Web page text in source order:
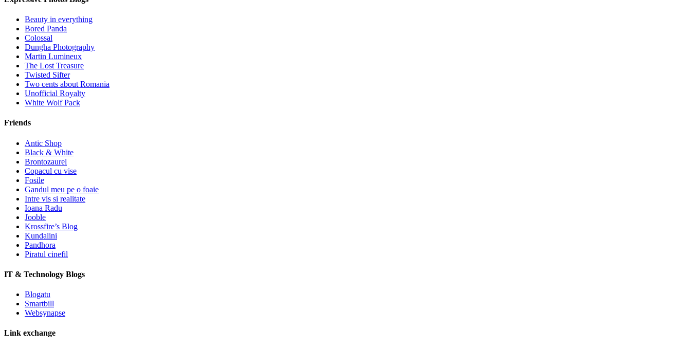
Beauty in everything
Bored Panda
Colossal
Dungha Photography
Martin Lumineux
The Lost Treasure
Twisted Sifter
Two cents about Romania
Unofficial Royalty
White Wolf Pack
Friends
Antic Shop
Black & White
Brontozaurel
Copacul cu vise
Fosile
Gandul meu pe o foaie
Intre vis si realitate
Ioana Radu
Jooble
Krossfire’s Blog
Kundalini
Pandhora
Piratul cinefil
IT & Technology Blogs
Blogatu
Smartbill
Websynapse
Link exchange